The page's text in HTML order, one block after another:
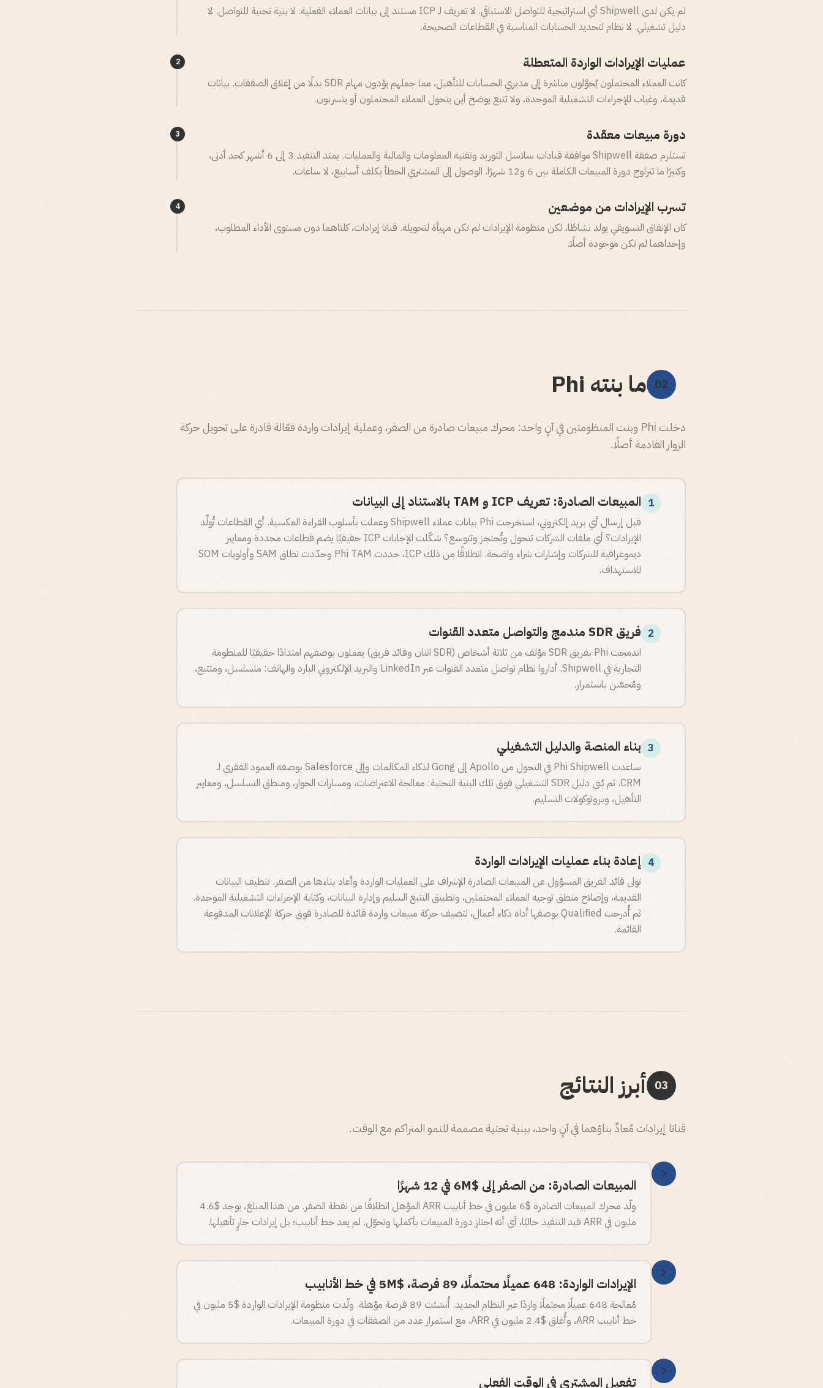
لم يكن لدى Shipwell أي استراتيجية للتواصل الاستباقي. لا تعريف لـ ICP مستند إلى بيانات العملاء الفعلية. لا بنية تحتية للتواصل. لا
دليل تشغيلي. لا نظام لتحديد الحسابات المناسبة في القطاعات الصحيحة.
2 عمليات الإيرادات الواردة المتعطلة
كانت العملاء المحتملون يُحوَّلون مباشرة إلى مديري الحسابات للتأهيل، مما جعلهم يؤدون مهام SDR بدلًا من إغلاق الصفقات. بيانات
قديمة، وغياب للإجراءات التشغيلية الموحدة، ولا تتبع يوضح أين يتحول العملاء المحتملون أو يتسربون.
3 دورة مبيعات معقدة
تستلزم صفقة Shipwell موافقة قيادات سلاسل التوريد وتقنية المعلومات والمالية والعمليات. يمتد التنفيذ 3 إلى 6 أشهر كحد أدنى،
وكثيرًا ما تتراوح دورة المبيعات الكاملة بين 6 و12 شهرًا. الوصول إلى المشتري الخطأ يكلف أسابيع، لا ساعات.
4 تسرب الإيرادات من موضعين
كان الإنفاق التسويقي يولد نشاطًا، لكن منظومة الإيرادات لم تكن مهيأة لتحويله. قناتا إيرادات، كلتاهما دون مستوى الأداء المطلوب،
وإحداهما لم تكن موجودة أصلًا.
02 ما بنته Phi
دخلت Phi وبنت المنظومتين في آنٍ واحد: محرك مبيعات صادرة من الصفر، وعملية إيرادات واردة فعّالة قادرة على تحويل حركة
الزوار القادمة أصلًا.
1 المبيعات الصادرة: تعريف ICP و TAM بالاستناد إلى البيانات
قبل إرسال أي بريد إلكتروني، استخرجت Phi بيانات عملاء Shipwell وعملت بأسلوب القراءة العكسية. أي القطاعات تُولِّد
الإيرادات؟ أي ملفات الشركات تتحول وتُحتجز وتتوسع؟ شكّلت الإجابات ICP حقيقيًا يضم قطاعات محددة ومعايير
ديموغرافية للشركات وإشارات شراء واضحة. انطلاقًا من ذلك ICP، حددت Phi TAM وحدّدت نطاق SAM وأولويات SOM
للاستهداف.
2 فريق SDR مندمج والتواصل متعدد القنوات
اندمجت Phi بفريق SDR مؤلف من ثلاثة أشخاص (SDR اثنان وقائد فريق) يعملون بوصفهم امتدادًا حقيقيًا للمنظومة
التجارية في Shipwell. أداروا نظام تواصل متعدد القنوات عبر LinkedIn والبريد الإلكتروني البارد والهاتف: متسلسل، ومتتبع،
ومُحسَّن باستمرار.
3 بناء المنصة والدليل التشغيلي
ساعدت Phi Shipwell في التحول من Apollo إلى Gong لذكاء المكالمات وإلى Salesforce بوصفه العمود الفقري لـ
CRM. ثم بُني دليل SDR التشغيلي فوق تلك البنية التحتية: معالجة الاعتراضات، ومسارات الحوار، ومنطق التسلسل، ومعايير
التأهيل، وبروتوكولات التسليم.
4 إعادة بناء عمليات الإيرادات الواردة
تولى قائد الفريق المسؤول عن المبيعات الصادرة الإشراف على العمليات الواردة وأعاد بناءها من الصفر. تنظيف البيانات
القديمة، وإصلاح منطق توجيه العملاء المحتملين، وتطبيق التتبع السليم وإدارة البيانات، وكتابة الإجراءات التشغيلية الموحدة.
ثم أُدرجت Qualified بوصفها أداة ذكاء أعمال، لتضيف حركة مبيعات واردة قائدة للصادرة فوق حركة الإعلانات المدفوعة
القائمة.
03 أبرز النتائج
قناتا إيرادات مُعادٌ بناؤهما في آنٍ واحد، ببنية تحتية مصممة للنمو المتراكم مع الوقت.
المبيعات الصادرة: من الصفر إلى $6M في 12 شهرًا
ولّد محرك المبيعات الصادرة $6 مليون في خط أنابيب ARR المؤهل انطلاقًا من نقطة الصفر. من هذا المبلغ، يوجد $4.6
مليون في ARR قيد التنفيذ حاليًا، أي أنه اجتاز دورة المبيعات بأكملها وتحوّل. لم يعد خط أنابيب؛ بل إيرادات جارٍ تأهيلها.
الإيرادات الواردة: 648 عميلًا محتملًا، 89 فرصة، $5M في خط الأنابيب
مُعالجة 648 عميلًا محتملًا واردًا عبر النظام الجديد. أُنشئت 89 فرصة مؤهلة. ولّدت منظومة الإيرادات الواردة $5 مليون في
خط أنابيب ARR، وأُغلق $2.4 مليون في ARR، مع استمرار عدد من الصفقات في دورة المبيعات.
تفعيل المشتري في الوقت الفعلي